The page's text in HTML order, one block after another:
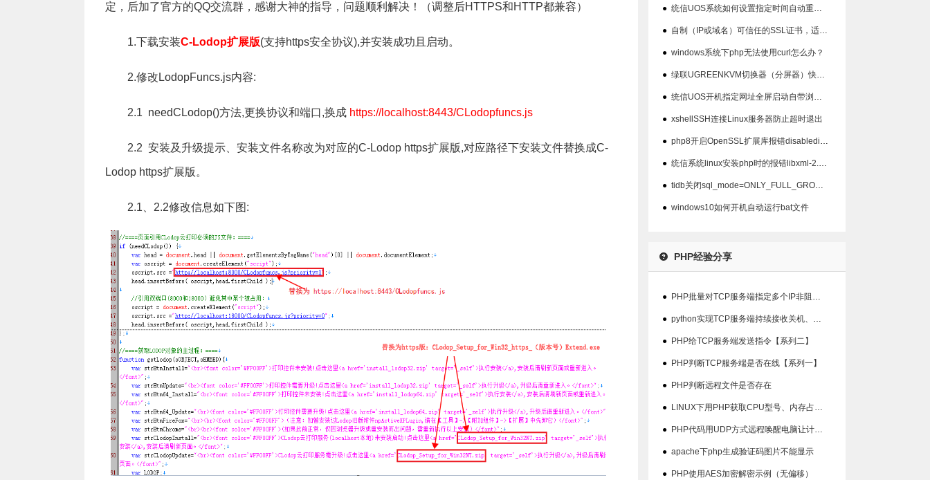
定，后加了官方的QQ交流群，感谢大神的指导，问题顺利解决！（调整后HTTPS和HTTP都兼容）
1.下载安装C-Lodop扩展版(支持https安全协议),并安装成功且启动。
2.修改LodopFuncs.js内容:
2.1 needCLodop()方法,更换协议和端口,换成 https://localhost:8443/CLodopfuncs.js
2.2 安装及升级提示、安装文件名称改为对应的C-Lodop https扩展版,对应路径下安装文件替换成C-
Lodop https扩展版。
2.1、2.2修改信息如下图:
● 统信UOS系统如何设置指定时间自动重启系统的方法
● 自制（IP或域名）可信任的SSL证书，适用360、chrome等浏览器
● windows系统下php无法使用curl怎么办？
● 绿联UGREENKVM切换器（分屏器）快捷键丢失解决办法
● 统信UOS开机指定网址全屏启动自带浏览器以及屏蔽ALT+F4关闭
● xshellSSH连接Linux服务器防止超时退出
● php8开启OpenSSL扩展库报错disabledinstallext
● 统信系统linux安装php时的报错libxml-2.0>=2.7.6
● tidb关闭sql_mode=ONLY_FULL_GROUP_BY模式
● windows10如何开机自动运行bat文件
PHP经验分享
● PHP批量对TCP服务端指定多个IP非阻塞检查在线状态
● python实现TCP服务端持续接收关机、重启指令并输出结果【系列三】
● PHP给TCP服务端发送指令【系列二】
● PHP判断TCP服务端是否在线【系列一】
● PHP判断远程文件是否存在
● LINUX下用PHP获取CPU型号、内存占用、硬盘占用等信息代码
● PHP代码用UDP方式远程唤醒电脑让计算机开机
● apache下php生成验证码图片不能显示
● PHP使用AES加密解密示例（无偏移）